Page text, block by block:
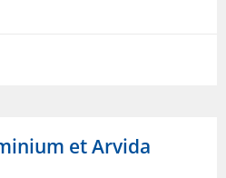
et Arvida